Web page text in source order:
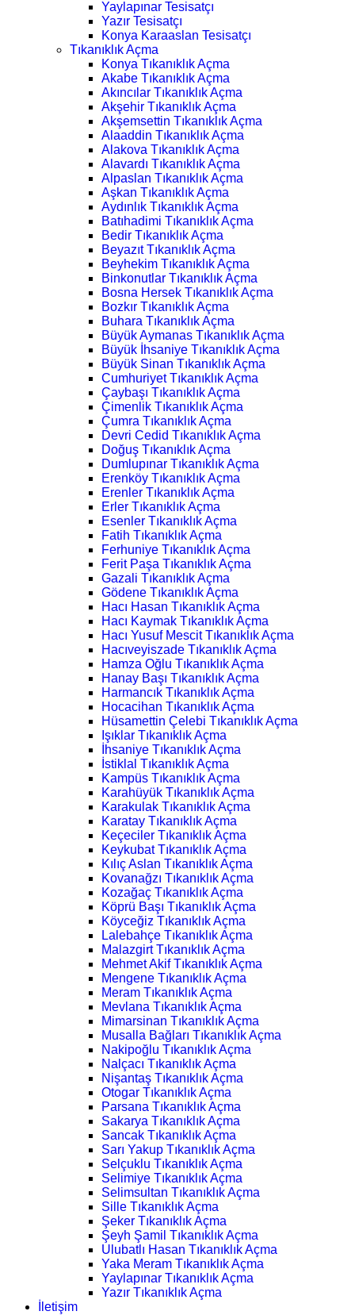
Yaylapınar Tesisatçı
Yazır Tesisatçı
Konya Karaaslan Tesisatçı
Tıkanıklık Açma
Konya Tıkanıklık Açma
Akabe Tıkanıklık Açma
Akıncılar Tıkanıklık Açma
Akşehir Tıkanıklık Açma
Akşemsettin Tıkanıklık Açma
Alaaddin Tıkanıklık Açma
Alakova Tıkanıklık Açma
Alavardı Tıkanıklık Açma
Alpaslan Tıkanıklık Açma
Aşkan Tıkanıklık Açma
Aydınlık Tıkanıklık Açma
Batıhadimi Tıkanıklık Açma
Bedir Tıkanıklık Açma
Beyazıt Tıkanıklık Açma
Beyhekim Tıkanıklık Açma
Binkonutlar Tıkanıklık Açma
Bosna Hersek Tıkanıklık Açma
Bozkır Tıkanıklık Açma
Buhara Tıkanıklık Açma
Büyük Aymanas Tıkanıklık Açma
Büyük İhsaniye Tıkanıklık Açma
Büyük Sinan Tıkanıklık Açma
Cumhuriyet Tıkanıklık Açma
Çaybaşı Tıkanıklık Açma
Çimenlik Tıkanıklık Açma
Çumra Tıkanıklık Açma
Devri Cedid Tıkanıklık Açma
Doğuş Tıkanıklık Açma
Dumlupınar Tıkanıklık Açma
Erenköy Tıkanıklık Açma
Erenler Tıkanıklık Açma
Erler Tıkanıklık Açma
Esenler Tıkanıklık Açma
Fatih Tıkanıklık Açma
Ferhuniye Tıkanıklık Açma
Ferit Paşa Tıkanıklık Açma
Gazali Tıkanıklık Açma
Gödene Tıkanıklık Açma
Hacı Hasan Tıkanıklık Açma
Hacı Kaymak Tıkanıklık Açma
Hacı Yusuf Mescit Tıkanıklık Açma
Hacıveyiszade Tıkanıklık Açma
Hamza Oğlu Tıkanıklık Açma
Hanay Başı Tıkanıklık Açma
Harmancık Tıkanıklık Açma
Hocacihan Tıkanıklık Açma
Hüsamettin Çelebi Tıkanıklık Açma
Işıklar Tıkanıklık Açma
İhsaniye Tıkanıklık Açma
İstiklal Tıkanıklık Açma
Kampüs Tıkanıklık Açma
Karahüyük Tıkanıklık Açma
Karakulak Tıkanıklık Açma
Karatay Tıkanıklık Açma
Keçeciler Tıkanıklık Açma
Keykubat Tıkanıklık Açma
Kılıç Aslan Tıkanıklık Açma
Kovanağzı Tıkanıklık Açma
Kozağaç Tıkanıklık Açma
Köprü Başı Tıkanıklık Açma
Köyceğiz Tıkanıklık Açma
Lalebahçe Tıkanıklık Açma
Malazgirt Tıkanıklık Açma
Mehmet Akif Tıkanıklık Açma
Mengene Tıkanıklık Açma
Meram Tıkanıklık Açma
Mevlana Tıkanıklık Açma
Mimarsinan Tıkanıklık Açma
Musalla Bağları Tıkanıklık Açma
Nakipoğlu Tıkanıklık Açma
Nalçacı Tıkanıklık Açma
Nişantaş Tıkanıklık Açma
Otogar Tıkanıklık Açma
Parsana Tıkanıklık Açma
Sakarya Tıkanıklık Açma
Sancak Tıkanıklık Açma
Sarı Yakup Tıkanıklık Açma
Selçuklu Tıkanıklık Açma
Selimiye Tıkanıklık Açma
Selimsultan Tıkanıklık Açma
Sille Tıkanıklık Açma
Şeker Tıkanıklık Açma
Şeyh Şamil Tıkanıklık Açma
Ulubatlı Hasan Tıkanıklık Açma
Yaka Meram Tıkanıklık Açma
Yaylapınar Tıkanıklık Açma
Yazır Tıkanıklık Açma
İletişim